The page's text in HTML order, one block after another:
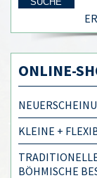
ONLINE-
KLEINE +
BÖHMISCHE